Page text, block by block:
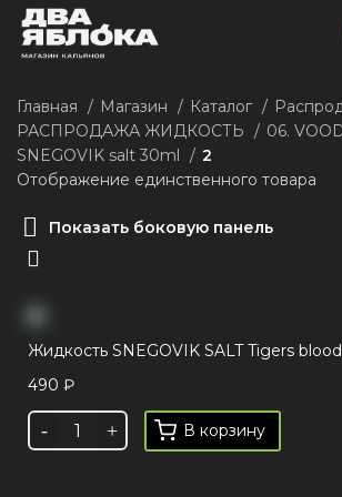
Главная Магазин Каталог
РАСПРОДАЖА ЖИДКОСТЬ
06.
SNEGOVIK salt 30ml
2
Отображение единственного товара
Показать боковую панель
Жидкость SNEGOVIK SALT Tigers
490 ₽
В корзину